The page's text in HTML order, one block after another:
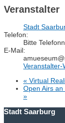
Veranstalter
Stadt
Telefon:
Bitte
E-Mail:
Veranstalter-
« Virtual
Open Airs
»
Stadt Saarburg